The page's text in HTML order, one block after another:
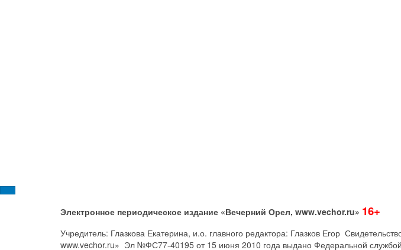
Электронное периодическое издание «Вечерний Орел, www.vechor.ru» 16+
Учредитель: Глазкова Екатерина, и.о. главного редактора: Глазков Егор
www.vechor.ru» Эл №ФС77-40195 от 15 июня 2010 года выдано Федеральной